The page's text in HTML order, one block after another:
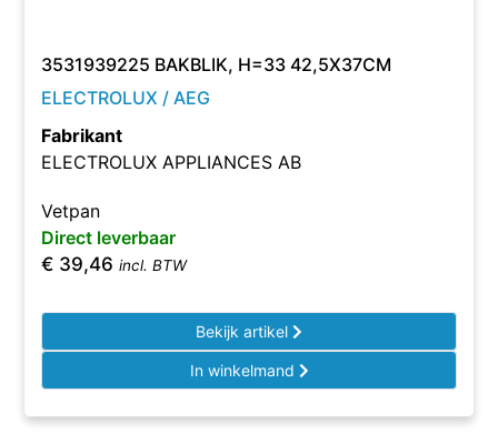
3531939225 BAKBLIK, H=33 42,5X37CM
ELECTROLUX / AEG
Fabrikant
ELECTROLUX APPLIANCES AB
Vetpan
Direct leverbaar
€ 39,46 incl. BTW
Bekijk artikel
In winkelmand